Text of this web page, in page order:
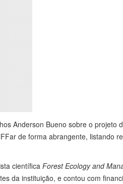
Anderson Bueno sobre o projeto
de forma abrangente, listando
científica Forest Ecology and
da instituição, e contou com